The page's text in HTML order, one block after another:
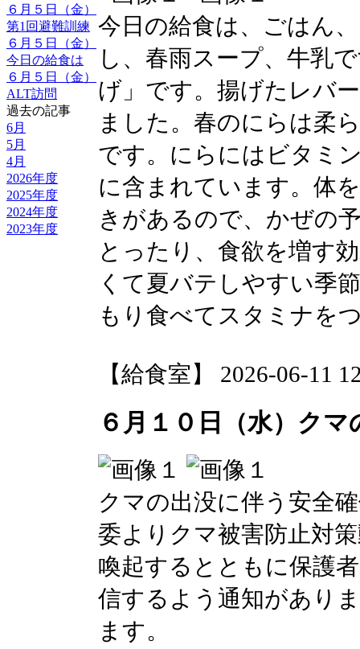
６月５日（金）
第1回避難訓練
６月５日（金）
今日の給食は
６月５日（金）
ALT訪問
過去の記事
6月
5月
4月
2026年度
2025年度
2024年度
2023年度
今日の給食は、ごはん
し、春雨スープ、牛乳
げ」です。揚げたレバ
ました。春のにらは柔
です。にらにはビタミ
に含まれています。体
きがあるので、かぜの
とったり、食欲を増す
くて夏バテしやすい季
もり食べてスタミナを
【給食室】 2026-06-11
６月１０日（水）ク
クマの出没に伴う安全
委よりクマ被害防止対
喚起するとともに保護
信するよう通知があり
ます。